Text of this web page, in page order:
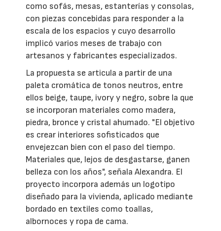
como sofás, mesas, estanterías y consolas,
con piezas concebidas para responder a la
escala de los espacios y cuyo desarrollo
implicó varios meses de trabajo con
artesanos y fabricantes especializados.
La propuesta se articula a partir de una
paleta cromática de tonos neutros, entre
ellos beige, taupe, ivory y negro, sobre la que
se incorporan materiales como madera,
piedra, bronce y cristal ahumado. "El objetivo
es crear interiores sofisticados que
envejezcan bien con el paso del tiempo.
Materiales que, lejos de desgastarse, ganen
belleza con los años", señala Alexandra. El
proyecto incorpora además un logotipo
diseñado para la vivienda, aplicado mediante
bordado en textiles como toallas,
albornoces y ropa de cama.